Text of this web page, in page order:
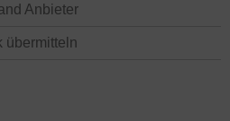
Anbieter
übermitteln